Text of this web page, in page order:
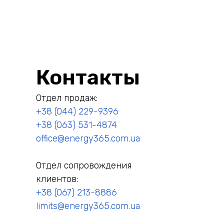
Контакты
Отдел продаж:
+38 (044) 229-9396
+38 (063) 531-4874
office@energy365.com.ua
Отдел сопровождения
клиентов:
+38 (067) 213-8886
limits@energy365.com.ua